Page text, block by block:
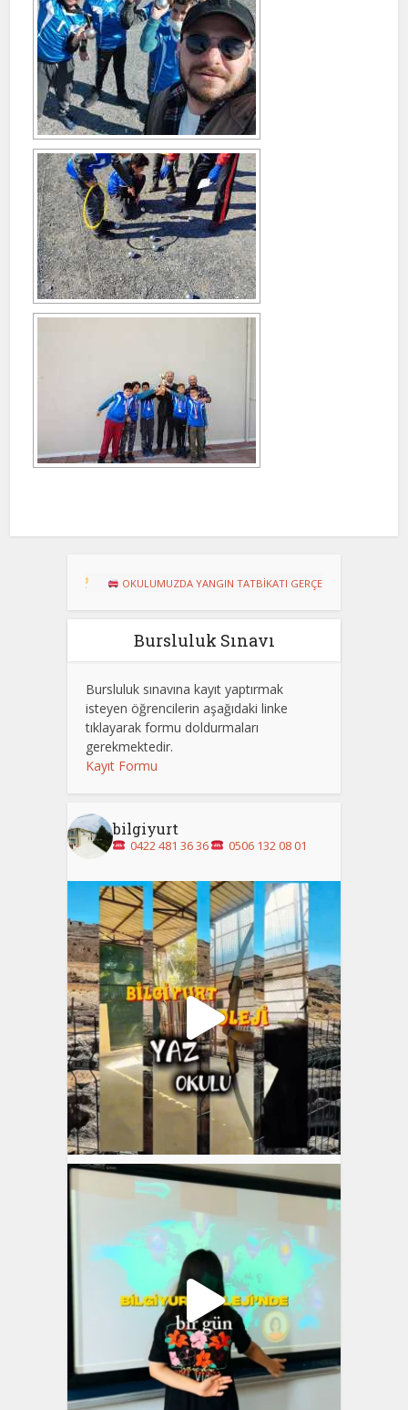
OKULUMUZDA YANGIN TATBİKATI GERÇEKLEŞTİRİLDİ
Bursluluk Sınavı
Bursluluk sınavına kayıt yaptırmak
isteyen öğrencilerin aşağıdaki linke
tıklayarak formu doldurmaları
gerekmektedir.
Kayıt Formu
bilgiyurt
0422 481 36 36 0506 132 08 01